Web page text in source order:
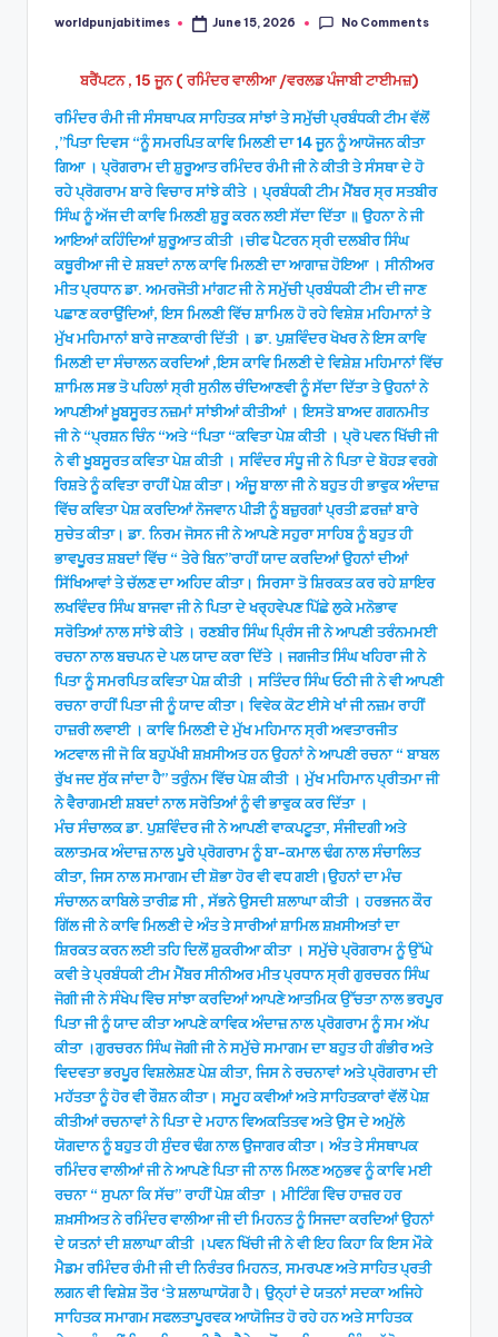
Posted
worldpunjabitimes June 15, 2026 No Comments
ਬਰੈਂਪਟਨ , 15 ਜੂਨ ( ਰਮਿੰਦਰ ਵਾਲੀਆ /ਵਰਲਡ ਪੰਜਾਬੀ ਟਾਈਮਜ਼)
ਰਮਿੰਦਰ ਰੰਮੀ ਜੀ ਸੰਸਥਾਪਕ ਸਾਹਿਤਕ ਸਾਂਝਾਂ ਤੇ ਸਮੁੱਚੀ ਪ੍ਰਬੰਧਕੀ ਟੀਮ ਵੱਲੋਂ
,”ਪਿਤਾ ਦਿਵਸ “ਨੂੰ ਸਮਰਪਿਤ ਕਾਵਿ ਮਿਲਣੀ ਦਾ 14 ਜੂਨ ਨੂੰ ਆਯੋਜਨ ਕੀਤਾ
ਗਿਆ । ਪ੍ਰੋਗਰਾਮ ਦੀ ਸ਼ੁਰੂਆਤ ਰਮਿੰਦਰ ਰੰਮੀ ਜੀ ਨੇ ਕੀਤੀ ਤੇ ਸੰਸਥਾ ਦੇ ਹੋ
ਰਹੇ ਪ੍ਰੋਗਰਾਮ ਬਾਰੇ ਵਿਚਾਰ ਸਾਂਝੇ ਕੀਤੇ । ਪ੍ਰਬੰਧਕੀ ਟੀਮ ਮੈਂਬਰ ਸ੍ਰ ਸਤਬੀਰ
ਸਿੰਘ ਨੂੰ ਅੱਜ ਦੀ ਕਾਵਿ ਮਿਲਣੀ ਸ਼ੁਰੂ ਕਰਨ ਲਈ ਸੱਦਾ ਦਿੱਤਾ ॥ ਉਹਨਾ ਨੇ ਜੀ
ਆਇਆਂ ਕਹਿੰਦਿਆਂ ਸ਼ੁਰੂਆਤ ਕੀਤੀ ।ਚੀਫ ਪੈਟਰਨ ਸ੍ਰੀ ਦਲਬੀਰ ਸਿੰਘ
ਕਥੂਰੀਆ ਜੀ ਦੇ ਸ਼ਬਦਾਂ ਨਾਲ ਕਾਵਿ ਮਿਲਣੀ ਦਾ ਆਗਾਜ਼ ਹੋਇਆ । ਸੀਨੀਅਰ
ਮੀਤ ਪ੍ਰਧਾਨ ਡਾ. ਅਮਰਜੋਤੀ ਮਾਂਗਟ ਜੀ ਨੇ ਸਮੁੱਚੀ ਪ੍ਰਬੰਧਕੀ ਟੀਮ ਦੀ ਜਾਣ
ਪਛਾਣ ਕਰਾਉਂਦਿਆਂ, ਇਸ ਮਿਲਣੀ ਵਿੱਚ ਸ਼ਾਮਿਲ ਹੋ ਰਹੇ ਵਿਸ਼ੇਸ਼ ਮਹਿਮਾਨਾਂ ਤੇ
ਮੁੱਖ ਮਹਿਮਾਨਾਂ ਬਾਰੇ ਜਾਣਕਾਰੀ ਦਿੱਤੀ । ਡਾ. ਪੁਸ਼ਵਿੰਦਰ ਖੋਖਰ ਨੇ ਇਸ ਕਾਵਿ
ਮਿਲਣੀ ਦਾ ਸੰਚਾਲਨ ਕਰਦਿਆਂ ,ਇਸ ਕਾਵਿ ਮਿਲਣੀ ਦੇ ਵਿਸ਼ੇਸ਼ ਮਹਿਮਾਨਾਂ ਵਿੱਚ
ਸ਼ਾਮਿਲ ਸਭ ਤੋ ਪਹਿਲਾਂ ਸ੍ਰੀ ਸੁਨੀਲ ਚੰਦਿਆਣਵੀ ਨੂੰ ਸੱਦਾ ਦਿੱਤਾ ਤੇ ਉਹਨਾਂ ਨੇ
ਆਪਣੀਆਂ ਖ਼ੂਬਸੂਰਤ ਨਜ਼ਮਾਂ ਸਾਂਝੀਆਂ ਕੀਤੀਆਂ । ਇਸਤੋ ਬਾਅਦ ਗਗਨਮੀਤ
ਜੀ ਨੇ “ਪ੍ਰਸ਼ਨ ਚਿੰਨ “ਅਤੇ “ਪਿਤਾ “ਕਵਿਤਾ ਪੇਸ਼ ਕੀਤੀ । ਪ੍ਰੋ ਪਵਨ ਖਿੱਚੀ ਜੀ
ਨੇ ਵੀ ਖੂਬਸੂਰਤ ਕਵਿਤਾ ਪੇਸ਼ ਕੀਤੀ । ਸਵਿੰਦਰ ਸੰਧੂ ਜੀ ਨੇ ਪਿਤਾ ਦੇ ਬੋਹੜ ਵਰਗੇ
ਰਿਸ਼ਤੇ ਨੂੰ ਕਵਿਤਾ ਰਾਹੀਂ ਪੇਸ਼ ਕੀਤਾ। ਅੰਜੂ ਬਾਲਾ ਜੀ ਨੇ ਬਹੁਤ ਹੀ ਭਾਵੁਕ ਅੰਦਾਜ਼
ਵਿੱਚ ਕਵਿਤਾ ਪੇਸ਼ ਕਰਦਿਆਂ ਨੋਜਵਾਨ ਪੀੜੀ ਨੂੰ ਬਜ਼ੁਰਗਾਂ ਪ੍ਰਤੀ ਫ਼ਰਜ਼ਾਂ ਬਾਰੇ
ਸੁਚੇਤ ਕੀਤਾ। ਡਾ. ਨਿਰਮ ਜੋਸਨ ਜੀ ਨੇ ਆਪਣੇ ਸਹੁਰਾ ਸਾਹਿਬ ਨੂੰ ਬਹੁਤ ਹੀ
ਭਾਵਪੂਰਤ ਸ਼ਬਦਾਂ ਵਿੱਚ “ ਤੇਰੇ ਬਿਨ”ਰਾਹੀਂ ਯਾਦ ਕਰਦਿਆਂ ਉਹਨਾਂ ਦੀਆਂ
ਸਿੱਖਿਆਵਾਂ ਤੇ ਚੱਲਣ ਦਾ ਅਹਿਦ ਕੀਤਾ। ਸਿਰਸਾ ਤੋ ਸ਼ਿਰਕਤ ਕਰ ਰਹੇ ਸ਼ਾਇਰ
ਲਖਵਿੰਦਰ ਸਿੰਘ ਬਾਜਵਾ ਜੀ ਨੇ ਪਿਤਾ ਦੇ ਖਰ੍ਹਵੇਪਣ ਪਿੱਛੇ ਲੁਕੇ ਮਨੋਭਾਵ
ਸਰੋਤਿਆਂ ਨਾਲ ਸਾਂਝੇ ਕੀਤੇ । ਰਣਬੀਰ ਸਿੰਘ ਪ੍ਰਿੰਸ ਜੀ ਨੇ ਆਪਣੀ ਤਰੰਨਮਮਈ
ਰਚਨਾ ਨਾਲ ਬਚਪਨ ਦੇ ਪਲ ਯਾਦ ਕਰਾ ਦਿੱਤੇ । ਜਗਜੀਤ ਸਿੰਘ ਖਹਿਰਾ ਜੀ ਨੇ
ਪਿਤਾ ਨੂੰ ਸਮਰਪਿਤ ਕਵਿਤਾ ਪੇਸ਼ ਕੀਤੀ । ਸਤਿੰਦਰ ਸਿੰਘ ਓਠੀ ਜੀ ਨੇ ਵੀ ਆਪਣੀ
ਰਚਨਾ ਰਾਹੀਂ ਪਿਤਾ ਜੀ ਨੂੰ ਯਾਦ ਕੀਤਾ। ਵਿਵੇਕ ਕੋਟ ਈਸੇ ਖਾਂ ਜੀ ਨਜ਼ਮ ਰਾਹੀਂ
ਹਾਜ਼ਰੀ ਲਵਾਈ । ਕਾਵਿ ਮਿਲਣੀ ਦੇ ਮੁੱਖ ਮਹਿਮਾਨ ਸ੍ਰੀ ਅਵਤਾਰਜੀਤ
ਅਟਵਾਲ ਜੀ ਜੋ ਕਿ ਬਹੁਪੱਖੀ ਸ਼ਖ਼ਸੀਅਤ ਹਨ ਉਹਨਾਂ ਨੇ ਆਪਣੀ ਰਚਨਾ “ ਬਾਬਲ
ਰੁੱਖ ਜਦ ਸੁੱਕ ਜਾਂਦਾ ਹੈ” ਤਰੁੰਨਮ ਵਿੱਚ ਪੇਸ਼ ਕੀਤੀ । ਮੁੱਖ ਮਹਿਮਾਨ ਪ੍ਰੀਤਮਾ ਜੀ
ਨੇ ਵੈਰਾਗਮਈ ਸ਼ਬਦਾਂ ਨਾਲ ਸਰੋਤਿਆਂ ਨੂੰ ਵੀ ਭਾਵੁਕ ਕਰ ਦਿੱਤਾ ।
ਮੰਚ ਸੰਚਾਲਕ ਡਾ. ਪੁਸ਼ਵਿੰਦਰ ਜੀ ਨੇ ਆਪਣੀ ਵਾਕਪਟੂਤਾ, ਸੰਜੀਦਗੀ ਅਤੇ
ਕਲਾਤਮਕ ਅੰਦਾਜ਼ ਨਾਲ ਪੂਰੇ ਪ੍ਰੋਗਰਾਮ ਨੂੰ ਬਾ-ਕਮਾਲ ਢੰਗ ਨਾਲ ਸੰਚਾਲਿਤ
ਕੀਤਾ, ਜਿਸ ਨਾਲ ਸਮਾਗਮ ਦੀ ਸ਼ੋਭਾ ਹੋਰ ਵੀ ਵਧ ਗਈ।ਉਹਨਾਂ ਦਾ ਮੰਚ
ਸੰਚਾਲਨ ਕਾਬਿਲੇ ਤਾਰੀਫ਼ ਸੀ , ਸੱਭਨੇ ਉਸਦੀ ਸ਼ਲਾਘਾ ਕੀਤੀ । ਹਰਭਜਨ ਕੌਰ
ਗਿੱਲ ਜੀ ਨੇ ਕਾਵਿ ਮਿਲਣੀ ਦੇ ਅੰਤ ਤੇ ਸਾਰੀਆਂ ਸ਼ਾਮਿਲ ਸ਼ਖ਼ਸੀਅਤਾਂ ਦਾ
ਸ਼ਿਰਕਤ ਕਰਨ ਲਈ ਤਹਿ ਦਿਲੋਂ ਸ਼ੁਕਰੀਆ ਕੀਤਾ । ਸਮੁੱਚੇ ਪ੍ਰੋਗਰਾਮ ਨੂੰ ਉੱਘੇ
ਕਵੀ ਤੇ ਪ੍ਰਬੰਧਕੀ ਟੀਮ ਮੈਂਬਰ ਸੀਨੀਅਰ ਮੀਤ ਪ੍ਰਧਾਨ ਸ੍ਰੀ ਗੁਰਚਰਨ ਸਿੰਘ
ਜੋਗੀ ਜੀ ਨੇ ਸੰਖੇਪ ਵਿੇਚ ਸਾਂਝਾ ਕਰਦਿਆਂ ਆਪਣੇ ਆਤਮਿਕ ਉੱਚਤਾ ਨਾਲ ਭਰਪੂਰ
ਪਿਤਾ ਜੀ ਨੂੰ ਯਾਦ ਕੀਤਾ ਆਪਣੇ ਕਾਵਿਕ ਅੰਦਾਜ਼ ਨਾਲ ਪ੍ਰੋਗਰਾਮ ਨੂੰ ਸਮ ਅੱਪ
ਕੀਤਾ ।ਗੁਰਚਰਨ ਸਿੰਘ ਜੋਗੀ ਜੀ ਨੇ ਸਮੁੱਚੇ ਸਮਾਗਮ ਦਾ ਬਹੁਤ ਹੀ ਗੰਭੀਰ ਅਤੇ
ਵਿਦਵਤਾ ਭਰਪੂਰ ਵਿਸ਼ਲੇਸ਼ਣ ਪੇਸ਼ ਕੀਤਾ, ਜਿਸ ਨੇ ਰਚਨਾਵਾਂ ਅਤੇ ਪ੍ਰੋਗਰਾਮ ਦੀ
ਮਹੱਤਤਾ ਨੂੰ ਹੋਰ ਵੀ ਰੌਸ਼ਨ ਕੀਤਾ। ਸਮੂਹ ਕਵੀਆਂ ਅਤੇ ਸਾਹਿਤਕਾਰਾਂ ਵੱਲੋਂ ਪੇਸ਼
ਕੀਤੀਆਂ ਰਚਨਾਵਾਂ ਨੇ ਪਿਤਾ ਦੇ ਮਹਾਨ ਵਿਅਕਤਿਤਵ ਅਤੇ ਉਸ ਦੇ ਅਮੁੱਲੇ
ਯੋਗਦਾਨ ਨੂੰ ਬਹੁਤ ਹੀ ਸੁੰਦਰ ਢੰਗ ਨਾਲ ਉਜਾਗਰ ਕੀਤਾ। ਅੰਤ ਤੇ ਸੰਸਥਾਪਕ
ਰਮਿੰਦਰ ਵਾਲੀਆਂ ਜੀ ਨੇ ਆਪਣੇ ਪਿਤਾ ਜੀ ਨਾਲ ਮਿਲਣ ਅਨੁਭਵ ਨੂੰ ਕਾਵਿ ਮਈ
ਰਚਨਾ “ ਸੁਪਨਾ ਕਿ ਸੱਚ” ਰਾਹੀਂ ਪੇਸ਼ ਕੀਤਾ । ਮੀਟਿੰਗ ਵਿੇਚ ਹਾਜ਼ਰ ਹਰ
ਸ਼ਖ਼ਸੀਅਤ ਨੇ ਰਮਿੰਦਰ ਵਾਲੀਆ ਜੀ ਦੀ ਮਿਹਨਤ ਨੂੰ ਸਿਜਦਾ ਕਰਦਿਆਂ ਉਹਨਾਂ
ਦੇ ਯਤਨਾਂ ਦੀ ਸ਼ਲਾਘਾ ਕੀਤੀ ।ਪਵਨ ਖਿੱਚੀ ਜੀ ਨੇ ਵੀ ਇਹ ਕਿਹਾ ਕਿ ਇਸ ਮੌਕੇ
ਮੈਡਮ ਰਮਿੰਦਰ ਰੰਮੀ ਜੀ ਦੀ ਨਿਰੰਤਰ ਮਿਹਨਤ, ਸਮਰਪਣ ਅਤੇ ਸਾਹਿਤ ਪ੍ਰਤੀ
ਲਗਨ ਵੀ ਵਿਸ਼ੇਸ਼ ਤੌਰ ‘ਤੇ ਸ਼ਲਾਘਾਯੋਗ ਹੈ। ਉਨ੍ਹਾਂ ਦੇ ਯਤਨਾਂ ਸਦਕਾ ਅਜਿਹੇ
ਸਾਹਿਤਕ ਸਮਾਗਮ ਸਫਲਤਾਪੂਰਵਕ ਆਯੋਜਿਤ ਹੋ ਰਹੇ ਹਨ ਅਤੇ ਸਾਹਿਤਕ